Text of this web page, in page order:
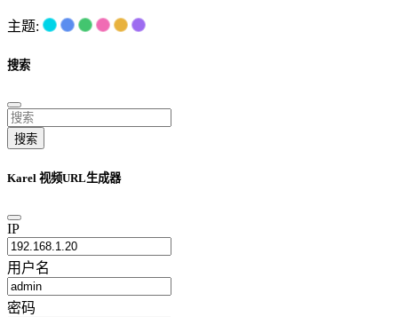
主题:
搜索
搜索
Karel 视频URL生成器
IP
用户名
密码